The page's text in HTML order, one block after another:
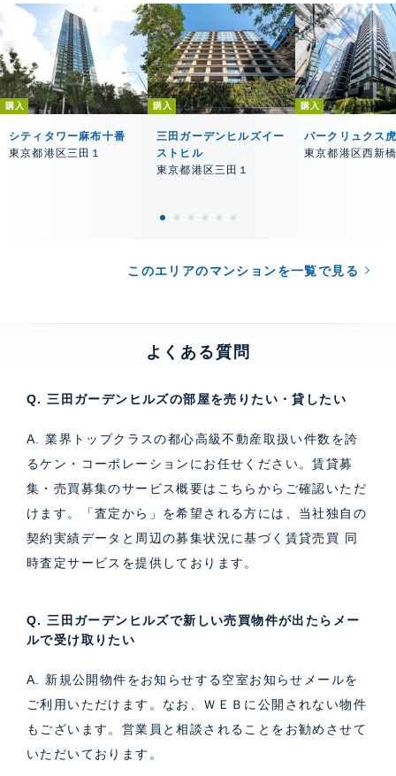
購入
シティタワー麻布十番
東京都港区三田１
購入
三田ガーデンヒルズイー
ストヒル
東京都港区三田１
購入
パークリュクス
東京都港区西新
このエリアのマンションを一覧で見る
よくある質問
Q. 三田ガーデンヒルズの部屋を売りたい・貸したい
A. 業界トップクラスの都心高級不動産取扱い件数を誇
るケン・コーポレーションにお任せください。賃貸募
集・売買募集のサービス概要はこちら からご確認いただ
けます。「査定から」を希望される方には、当社独自の
契約実績データと周辺の募集状況に基づく 賃貸売買 同
時査定サービス を提供しております。
Q. 三田ガーデンヒルズで新しい売買物件が出たらメー
ルで受け取りたい
A. 新規公開物件をお知らせする空室お知らせメールを
ご利用いただけます。なお、ＷＥＢに公開されない物件
もございます。営業員と相談されることをお勧めさせて
いただいております。